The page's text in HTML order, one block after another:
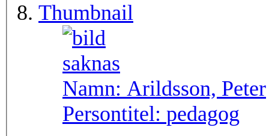
Thumbnail
Namn: Arildsson, Peter
Persontitel: pedagog